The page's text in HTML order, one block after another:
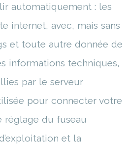
automatiquement : les
internet, avec, mais sans
et toute autre donnée de
informations techniques,
par le serveur
pour connecter votre
réglage du fuseau
et la